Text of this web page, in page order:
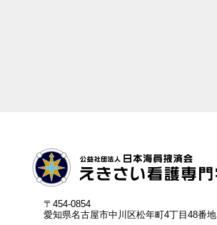
〒454-0854
愛知県名古屋市中川区松年町4丁目48番地